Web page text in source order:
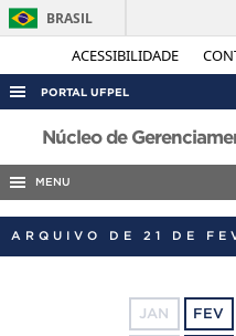
ACESSIBILIDADE
BRASIL
PORTAL UFPEL
ACESSO À INFORMAÇÃO
AUDITORIA
CONCURSOS
Núcleo de
MENU
ARQUIVO DE 21 DE
JAN FEV